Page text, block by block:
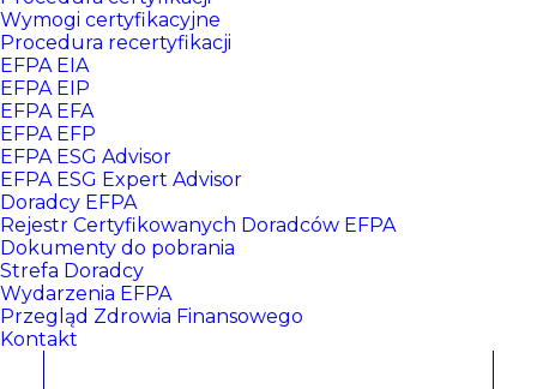
Wymogi certyfikacyjne
Procedura recertyfikacji
EFPA EIA
EFPA EIP
EFPA EFA
EFPA EFP
EFPA ESG Advisor
EFPA ESG Expert Advisor
Doradcy EFPA
Rejestr Certyfikowanych Doradców EFPA
Dokumenty do pobrania
Strefa Doradcy
Wydarzenia EFPA
Przegląd Zdrowia Finansowego
Kontakt
Aneta Bieniek
CERTYFIKATY:
EFPA EIP NR: 627